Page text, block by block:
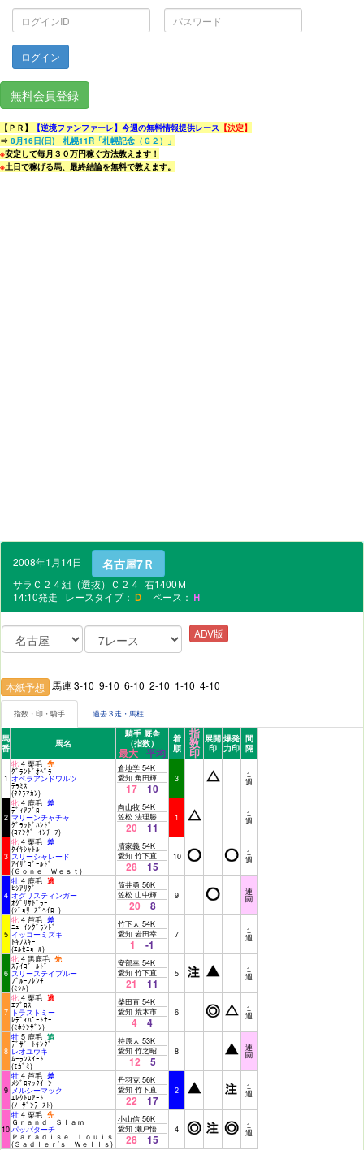
ロ
イ
ン
ID
パ
ス
ワ
無料会員登録
【ＰＲ】 【逆境ファンファーレ】今週の無料情報提供レース 【決定】
⇒ 8月16日(日) 札幌11R「札幌記念（Ｇ２）」
※安定して毎月３０万円稼ぐ方法教えます！
※土日で稼げる馬、最終結論を無料で教えます。
2008年1月14日 名古屋7Ｒ
サラＣ２４組（選抜）Ｃ２４ 右1400Ｍ
14:10発走 レースタイプ： Ｄ ペース： Ｈ
ADV版
本紙予想 馬連 3-10 9-10 6-10 2-10 1-10 4-10
指数・印・騎手 過去３走・馬柱
馬
番
馬名
騎手 厩舎
（指数）
最大 平均
着
順
指
数
印
展開
印
爆発
力印
間
隔
1
牝 4 栗毛 先
ｸﾞﾗﾝﾄﾞｵﾍﾟﾗ
オペラアンドワルツ
ﾃﾗﾐｽ
(ﾀｸﾗﾏｶﾝ)
倉地学 54K
愛知 角田輝
17 10
3 １
週
2
牝 4 鹿毛 差
ﾃﾞｨｱﾌﾞﾛ
マリーンチャチャ
ｸﾞﾗｯﾄﾞﾊﾝﾄﾞ
(ｺﾏﾝﾀﾞｰｲﾝﾁｰﾌ)
向山牧 54K
笠松 法理勝
20 11
1 １
週
3
牝 4 栗毛 差
ﾀｲｷｼｬﾄﾙ
スリーシャレード
ｱｲｻﾞｺﾞｰﾙﾄﾞ
(Ｇｏｎｅ Ｗｅｓｔ)
清家義 54K
愛知 竹下直
28 15
10 １
週
4
牡 4 鹿毛 逃
ﾋｼｱﾘﾀﾞｰ
オグリスティンガー
ｵｸﾞﾘｻﾄﾞﾗｰ
(ｼﾞｮﾘｰｽﾞﾍｲﾛｰ)
筒井勇 56K
笠松 山中輝
20 8
9 連
闘
5
牝 4 芦毛 差
ﾆｭｰｲﾝｸﾞﾗﾝﾄﾞ
イッコーミズキ
ﾄｷﾉｽｷｰ
(ｴﾙｾﾆｮｰﾙ)
竹下太 54K
愛知 岩田幸
1 -1
7 １
週
6
牝 4 黒鹿毛 先
ｽﾃｲｺﾞｰﾙﾄﾞ
スリーステイブルー
ﾌﾞﾙｰﾌﾚﾝﾁ
(ﾐｼﾙ)
安部幸 54K
愛知 竹下直
21 11
5 １
週
7
牝 4 栗毛 逃
ｴﾌﾞﾛｽ
トラストミー
ﾚﾃﾞｨﾊﾟｰﾄﾅｰ
(ﾐﾎｼﾝｻﾞﾝ)
柴田直 54K
愛知 荒木市
4 4
6 １
週
8
牡 5 鹿毛 追
ﾃﾞｻﾞｰﾄｷﾝｸﾞ
レオユウキ
ﾑｰﾗﾝｽｲｰﾄ
(ﾓｶﾞﾐ)
持原大 53K
愛知 竹之昭
12 5
8 連
闘
9
牡 4 芦毛 差
ﾒｼﾞﾛﾏｯｸｲｰﾝ
メルシーマック
ｴﾚｸﾄﾛｱｰﾄ
(ﾉｰｻﾞﾝﾃｰｽﾄ)
丹羽克 56K
愛知 竹下直
22 17
2 １
週
10
牡 4 栗毛 先
Ｇｒａｎｄ Ｓｌａｍ
パッパターチ
Ｐａｒａｄｉｓｅ Ｌｏｕｉｓ
(Ｓａｄｌｅｒ’ｓ Ｗｅｌｌｓ)
小山信 56K
愛知 瀬戸悟
28 15
4 １
週